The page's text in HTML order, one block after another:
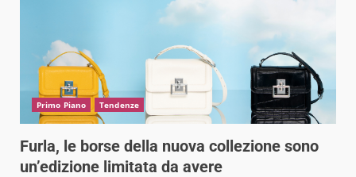
Primo Piano Tendenze
Furla, le borse della nuova collezione sono
un’edizione limitata da avere